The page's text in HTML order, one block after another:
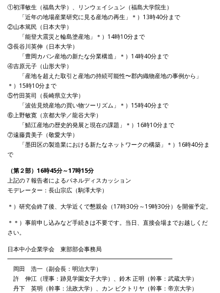
①初澤敏生（福島大学）、リンウェイシュン（福島大学院生）
「近年の地場産業研究に見る産地の再生」＊）13時40分まで
②山本篤民（日本大学）
「能登大震災と輪島塗産地」＊）14時10分まで
③長谷川英伸（日本大学）
「豊岡カバン産地の新たな分業構造」＊）14時40分まで
④吉原元子（山形大学）
「産地を超えた取引と産地の持続可能性〜郡内織物産地の事例から」
＊）15時10分まで
⑤竹田英司（長崎県立大学）
「波佐見焼産地の買い物ツーリズム」＊）15時40分まで
⑥上野敏寛（京都大学／龍谷大学）
「鯖江産地の歴史的発展と現在の課題」＊）16時10分まで
⑦遠藤貴美子（敬愛大学）
「墨田区の製造業における新たなネットワークの構築」＊）16時40分ま
で
（第２部）16時45分～17時15分
上記の７報告者によるパネルディスカッション
モデレーター：長山宗広（駒澤大学）
＊）研究会終了後、大学近くで懇親会（17時30分～19時30分）を開催予定。
＊＊）事前申し込みなど手続きは不要です。当日、直接会場までお越しくだ
さい。
日本中小企業学会 東部部会事務局
━━━━━━━━━━━━━━━━━━━━━━━━━━━━
岡田 浩一（副会長：明治大学）
許 伸江（理事：跡見学園女子大学）、鈴木 正明（幹事：武蔵大学）
丹下 英明（幹事：法政大学）、カン ビクトリヤ（幹事：帝京大学）